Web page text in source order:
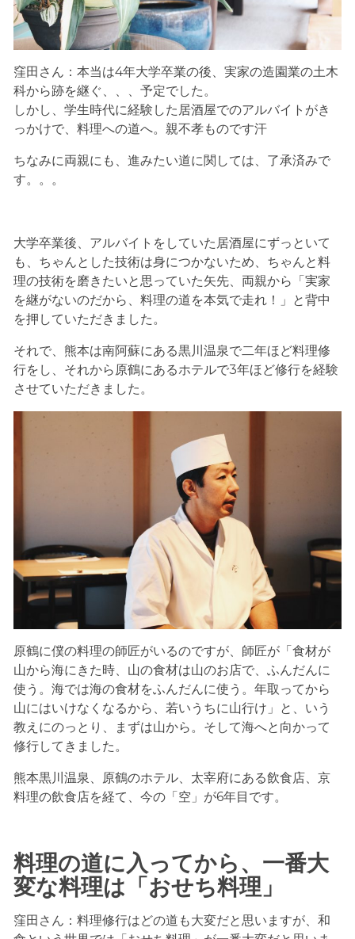
窪田さん：本当は4年大学卒業の後、実家の造園業の土木
科から跡を継ぐ、、、予定でした。
しかし、学生時代に経験した居酒屋でのアルバイトがき
っかけで、料理への道へ。親不孝ものです汗
ちなみに両親にも、進みたい道に関しては、了承済みで
す。。。
大学卒業後、アルバイトをしていた居酒屋にずっといて
も、ちゃんとした技術は身につかないため、ちゃんと料
理の技術を磨きたいと思っていた矢先、両親から「実家
を継がないのだから、料理の道を本気で走れ！」と背中
を押していただきました。
それで、熊本は南阿蘇にある黒川温泉で二年ほど料理修
行をし、それから原鶴にあるホテルで3年ほど修行を経験
させていただきました。
原鶴に僕の料理の師匠がいるのですが、師匠が「食材が
山から海にきた時、山の食材は山のお店で、ふんだんに
使う。海では海の食材をふんだんに使う。年取ってから
山にはいけなくなるから、若いうちに山行け」と、いう
教えにのっとり、まずは山から。そして海へと向かって
修行してきました。
熊本黒川温泉、原鶴のホテル、太宰府にある飲食店、京
料理の飲食店を経て、今の「空」が6年目です。
料理の道に入ってから、一番大
変な料理は「おせち料理」
窪田さん：料理修行はどの道も大変だと思いますが、和